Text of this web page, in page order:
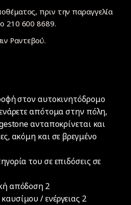
πριν την παραγγελία
210 600 8689.
Ραντεβού.
στον αυτοκινητόδρομο
απότομα στην πόλη,
ανταποκρίνεται και
ακόμη και σε βρεγμένο
του σε επιδόσεις σε
απόδοση 2
/ ενέργειας 2